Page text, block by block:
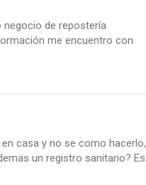
negocio de repostería
me encuentro con
casa y no se como hacerlo,
un registro sanitario? Es